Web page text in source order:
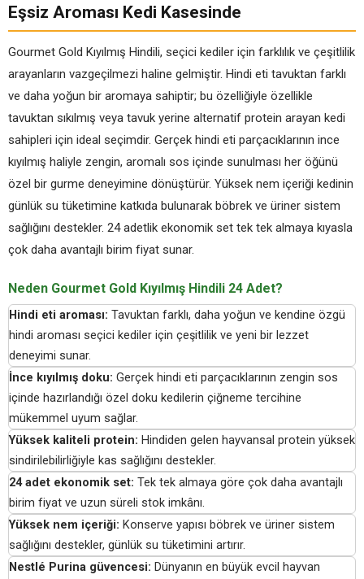
Eşsiz Aroması Kedi Kasesinde
Gourmet Gold Kıyılmış Hindili, seçici kediler için farklılık ve çeşitlilik
arayanların vazgeçilmezi haline gelmiştir. Hindi eti tavuktan farklı
ve daha yoğun bir aromaya sahiptir; bu özelliğiyle özellikle
tavuktan sıkılmış veya tavuk yerine alternatif protein arayan kedi
sahipleri için ideal seçimdir. Gerçek hindi eti parçacıklarının ince
kıyılmış haliyle zengin, aromalı sos içinde sunulması her öğünü
özel bir gurme deneyimine dönüştürür. Yüksek nem içeriği kedinin
günlük su tüketimine katkıda bulunarak böbrek ve üriner sistem
sağlığını destekler. 24 adetlik ekonomik set tek tek almaya kıyasla
çok daha avantajlı birim fiyat sunar.
Neden Gourmet Gold Kıyılmış Hindili 24 Adet?
Hindi eti aroması: Tavuktan farklı, daha yoğun ve kendine özgü
hindi aroması seçici kediler için çeşitlilik ve yeni bir lezzet
deneyimi sunar.
İnce kıyılmış doku: Gerçek hindi eti parçacıklarının zengin sos
içinde hazırlandığı özel doku kedilerin çiğneme tercihine
mükemmel uyum sağlar.
Yüksek kaliteli protein: Hindiden gelen hayvansal protein yüksek
sindirilebilirliğiyle kas sağlığını destekler.
24 adet ekonomik set: Tek tek almaya göre çok daha avantajlı
birim fiyat ve uzun süreli stok imkânı.
Yüksek nem içeriği: Konserve yapısı böbrek ve üriner sistem
sağlığını destekler, günlük su tüketimini artırır.
Nestlé Purina güvencesi: Dünyanın en büyük evcil hayvan